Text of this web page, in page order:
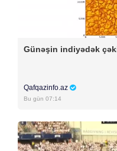
Günəşin indiyədək
Qafqazinfo.az
Bu gün 07:14